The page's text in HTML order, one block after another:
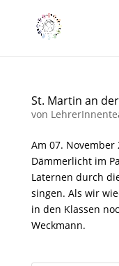
St. Martin an
von
Am 07.
Dämmerlicht im
Laternen durch
singen. Als wir
in den Klassen
Weckmann.